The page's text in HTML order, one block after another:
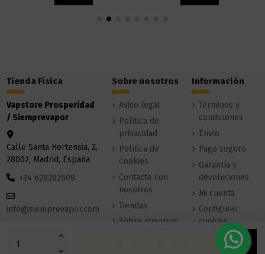
Tienda Física
Vapstore Prosperidad
/ Siemprevapor
Calle Santa Hortensia, 2,
28002, Madrid, España
+34 628282608
info@siemprevapor.com
Sobre nosotros
Aviso legal
Política de
privacidad
Política de
Cookies
Contacte con
nosotros
Tiendas
Sobre nosotros
Información
Términos y
condiciones
Envío
Pago seguro
Garantía y
devoluciones
Mi cuenta
Configurar
cookies